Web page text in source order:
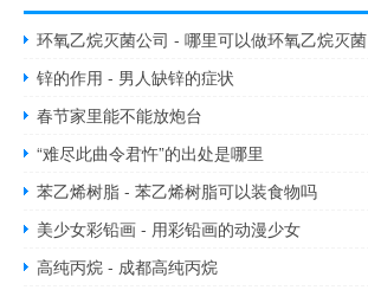
环氧乙烷灭菌公司 - 哪里可以做环氧乙烷灭菌
锌的作用 - 男人缺锌的症状
春节家里能不能放炮台
“难尽此曲令君忤”的出处是哪里
苯乙烯树脂 - 苯乙烯树脂可以装食物吗
美少女彩铅画 - 用彩铅画的动漫少女
高纯丙烷 - 成都高纯丙烷